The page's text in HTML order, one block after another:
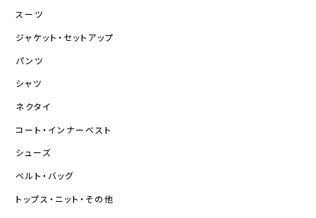
スーツ
ジャケット・セットアップ
パンツ
シャツ
ネクタイ
コート・インナーベスト
シューズ
ベルト・バッグ
トップス・ニット・その他